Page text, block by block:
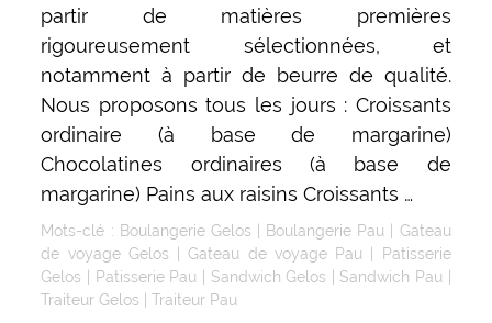
partir de matières premières
rigoureusement sélectionnées, et
notamment à partir de beurre de qualité.
Nous proposons tous les jours : Croissants
ordinaire (à base de margarine)
Chocolatines ordinaires (à base de
margarine) Pains aux raisins Croissants …
Mots-clé : Boulangerie Gelos | Boulangerie Pau | Gateau
de voyage Gelos |Gateau de voyage Pau | Patisserie
Gelos | Patisserie Pau | Sandwich Gelos | Sandwich Pau |
Traiteur Gelos |Traiteur Pau